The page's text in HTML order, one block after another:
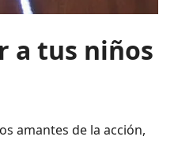
a tus niños
amantes de la acción,